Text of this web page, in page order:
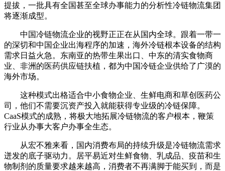
提拔，一批具有全国甚至全球办事能力的分析性冷链物流集团
将逐渐成型。
中国冷链物流企业的视野正正在从国内全球。跟着一带一
的深切和中国企业出海程序的加速，海外冷链根本设备的结构
需求日益火急。东南亚的热带生果出口、中东的清实食物商
业、非洲的医药供应链扶植，都为中国冷链企业供给了广漠的
海外市场。
这种模式出格适合中小食物企业、生鲜电商和草创医药公
司，他们不需要沉资产投入就能获得专业级的冷链保障。
CaaS模式的成熟，将极大地拓展冷链物流的客户根本，鞭策
行业从办事大客户办事全生态。
从宏不雅来看，国内消费布局的持续升级是冷链物流需求
迸发的底子驱动力。居平易近对生鲜食物、乳成品、疫苗和生
物制剂的质量要求越来越高，消费者不再满脚于能买到，而是